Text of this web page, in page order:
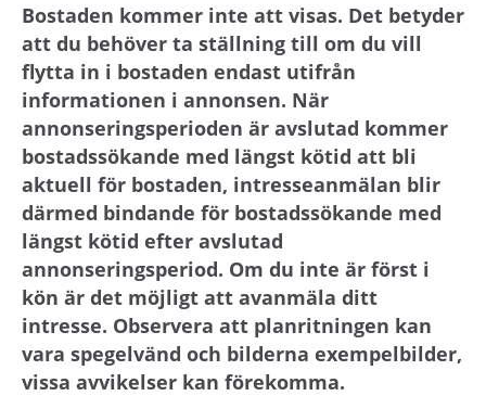
Bostaden kommer inte att visas. Det betyder
att du behöver ta ställning till om du vill
flytta in i bostaden endast utifrån
informationen i annonsen. När
annonseringsperioden är avslutad kommer
bostadssökande med längst kötid att bli
aktuell för bostaden, intresseanmälan blir
därmed bindande för bostadssökande med
längst kötid efter avslutad
annonseringsperiod. Om du inte är först i
kön är det möjligt att avanmäla ditt
intresse. Observera att planritningen kan
vara spegelvänd och bilderna exempelbilder,
vissa avvikelser kan förekomma.